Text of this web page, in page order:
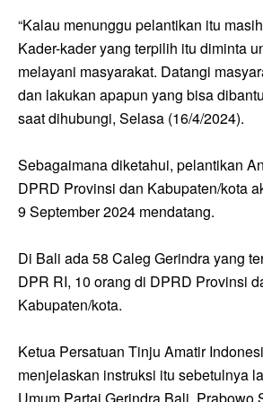
“Kalau menunggu pelantikan itu
Kader-kader yang terpilih itu diminta
melayani masyarakat. Datangi
dan lakukan apapun yang bisa
saat dihubungi, Selasa (16/4/2024).
Sebagaimana diketahui, pelantikan
DPRD Provinsi dan Kabupaten/kota
9 September 2024 mendatang.
Di Bali ada 58 Caleg Gerindra yang
DPR RI, 10 orang di DPRD Provinsi
Kabupaten/kota.
Ketua Persatuan Tinju Amatir
menjelaskan instruksi itu sebetulnya